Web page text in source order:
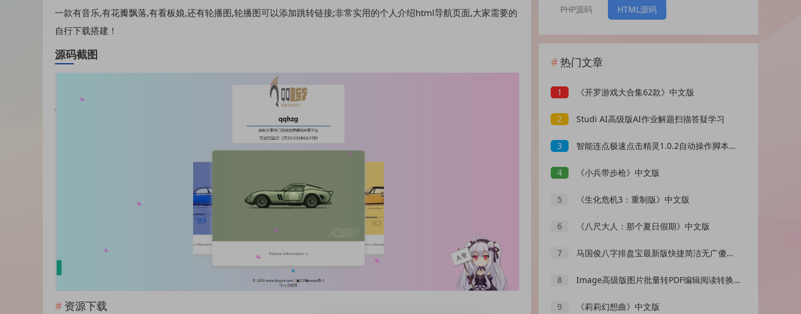
一款有音乐,有花瓣飘落,有看板娘,还有轮播图,轮播图可以添加跳转链接;非常实用的个人介绍html导航页面,大家需要的
自行下载搭建！
源码截图
资源下载
PHP源码 HTML源码
热门文章
1 《开罗游戏大合集62款》中文版
2 Studi AI高级版AI作业解题扫描答疑学习
3 智能连点极速点击精灵1.0.2自动操作脚本录制解放双手
4 《小兵带步枪》中文版
5 《生化危机3：重制版》中文版
6 《八尺大人：那个夏日假期》中文版
7 马国俊八字排盘宝最新版快捷简洁无广傻瓜操作
8 Image高级版图片批量转PDF编辑阅读转换工具
9 《莉莉幻想曲》中文版